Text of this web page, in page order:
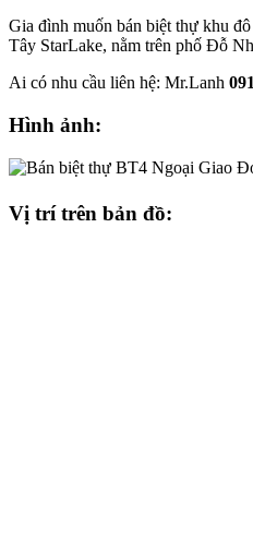
Gia đình muốn bán biệt thự khu
Tây StarLake, nằm trên phố Đỗ
Ai có nhu cầu liên hệ: Mr.Lanh
Hình ảnh:
Vị trí trên bản đồ: